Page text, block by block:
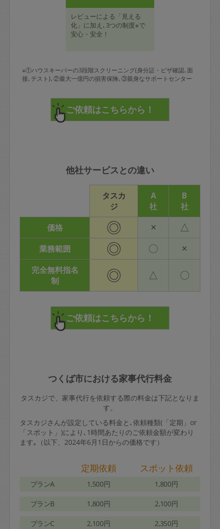
レビューによる「見える
化」に加え､3つの制度※で
安心・安全！
※①ハウスキーパーの3段階スクリーニング(身分証・ビザ確認､面
接､テスト)､②最大一億円の損害保険､③親身なサポートセンター
他社サービスとの違い
タスカ
ジ
A
社
B
社
価格
◎ × △
業務範囲 ◎ 〇 ×
完全無料指名
制
◎ △ 〇
つくば市における家事代行料金
タスカジで、家事代行を依頼する際の料金は下記となりま
す。
タスカジさんが設定している料金と､依頼種類(「定期」or
「スポット」)により､1時間あたりのご依頼金額が変わり
ます｡（以下、2024年6月1日からの価格です）
定期依頼 スポット依頼
プランA 1,500円 1,800円
プランB 1,800円 2,100円
プランC 2,100円 2,350円